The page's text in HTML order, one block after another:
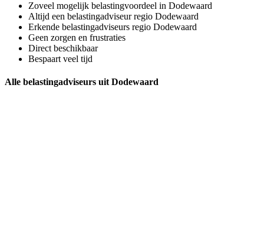
Zoveel mogelijk belastingvoordeel in Dodewaard
Altijd een belastingadviseur regio Dodewaard
Erkende belastingadviseurs regio Dodewaard
Geen zorgen en frustraties
Direct beschikbaar
Bespaart veel tijd
Alle belastingadviseurs uit Dodewaard